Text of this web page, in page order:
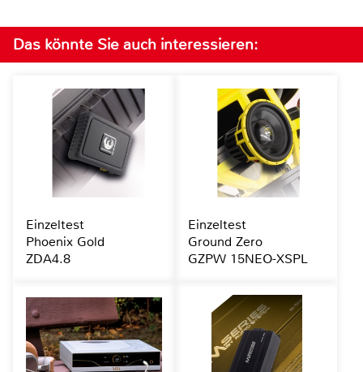
Das könnte Sie auch interessieren:
Einzeltest
Phoenix Gold
ZDA4.8
Einzeltest
Ground Zero
GZPW 15NEO-XSPL